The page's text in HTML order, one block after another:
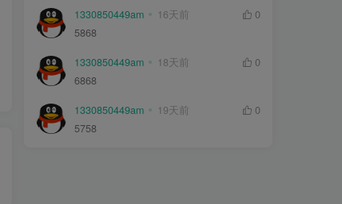
1330850449am 16天前
0
5868
1330850449am 18天前
0
6868
1330850449am 19天前
0
5758